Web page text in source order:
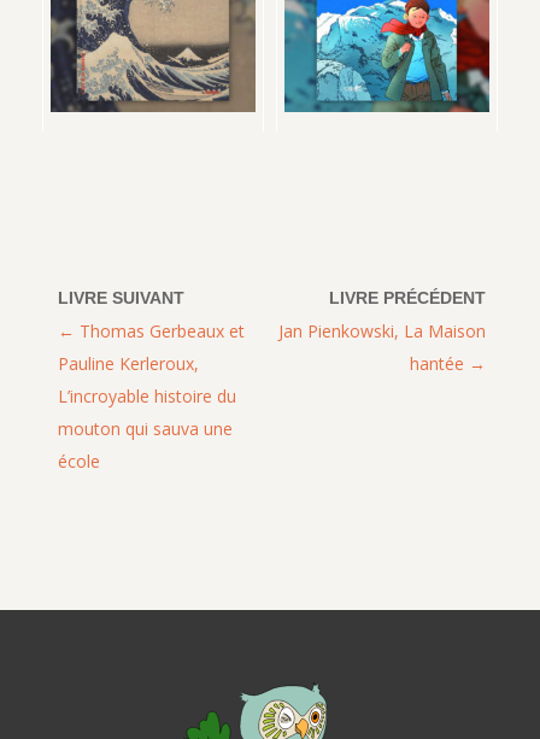
Jan Pienkowski, La Maison
hantée
Thomas Gerbeaux et
Pauline Kerleroux,
L’incroyable histoire du
mouton qui sauva une
école